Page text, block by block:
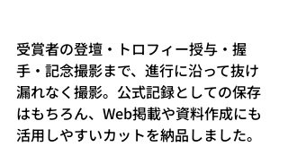
受賞者の登壇・トロフィー授与・握
手・記念撮影まで、進行に沿って抜け
漏れなく撮影。公式記録としての保存
はもちろん、Web掲載や資料作成にも
活用しやすいカットを納品しました。